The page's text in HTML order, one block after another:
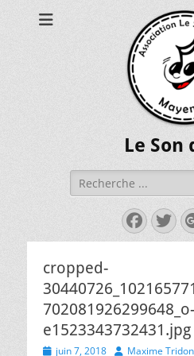
Le Son
Rechercher :
cropped-
702081926299648_o-
e1523343732431.jpg
P juin 7, 2018 A Maxime Tridon